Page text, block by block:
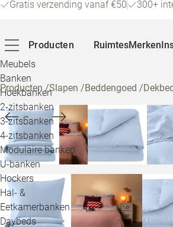
Gratis verzending vanaf €50 300+
Producten
Meubels
Banken
Hoekbanken
2-zitsbanken
3-zitsbanken
4-zitsbanken
Modulaire banken
U-banken
Hockers
Hal- &
Eetkamerbanken
Daybeds
RuimtesMerken
Producten/Slapen /Beddengoed /